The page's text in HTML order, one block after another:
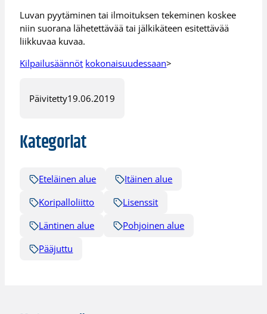
Luvan pyytäminen tai ilmoituksen tekeminen koskee
niin suorana lähetettävää tai jälkikäteen esitettävää
liikkuvaa kuvaa.
Kilpailusäännöt kokonaisuudessaan>
Päivitetty19.06.2019
Kategoriat
Eteläinen alue
Itäinen alue
Koripalloliitto
Lisenssit
Läntinen alue
Pohjoinen alue
Pääjuttu